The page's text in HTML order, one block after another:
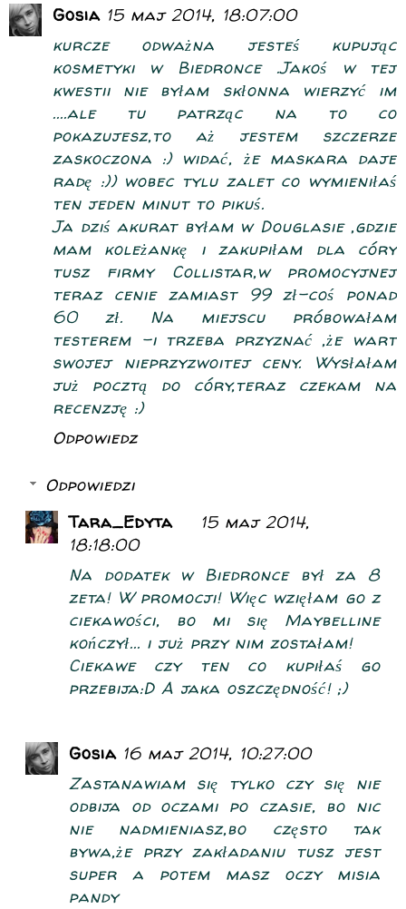
Gosia 15 maj 2014, 18:07:00
kurcze odważna jesteś kupując
kosmetyki w Biedronce .Jakoś w tej
kwestii nie byłam skłonna wierzyć im
....ale tu patrząc na to co
pokazujesz,to aż jestem szczerze
zaskoczona :) widać, że maskara daje
radę :)) wobec tylu zalet co wymieniłaś
ten jeden minut to pikuś.
Ja dziś akurat byłam w Douglasie ,gdzie
mam koleżankę i zakupiłam dla córy
tusz firmy Collistar,w promocyjnej
teraz cenie zamiast 99 zł-coś ponad
60 zł. Na miejscu próbowałam
testerem -i trzeba przyznać ,że wart
swojej nieprzyzwoitej ceny. Wysłałam
już pocztą do córy,teraz czekam na
recenzję :)
Odpowiedz
Odpowiedzi
Tara_Edyta
15 maj 2014,
18:18:00
Na dodatek w Biedronce był za 8
zeta! W promocji! Więc wzięłam go z
ciekawości, bo mi się Maybelline
kończył... i już przy nim zostałam!
Ciekawe czy ten co kupiłaś go
przebija:D A jaka oszczędność! ;)
Gosia 16 maj 2014, 10:27:00
Zastanawiam się tylko czy się nie
odbija od oczami po czasie, bo nic
nie nadmieniasz,bo często tak
bywa,że przy zakładaniu tusz jest
super a potem masz oczy misia
pandy